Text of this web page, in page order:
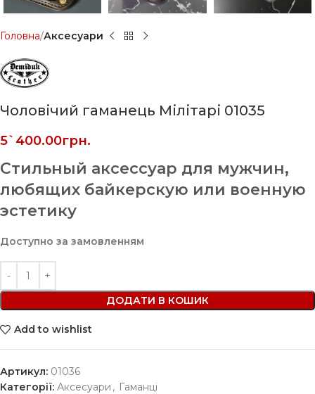
Головна Аксесуари
Чоловічий гаманець Мілітарі 01035
5`400.00грн.
Стильный аксессуар для мужчин,
любящих байкерскую или военную
эстетику
Доступно за замовленням
ДОДАТИ В КОШИК
Add to wishlist
Артикул: 01036
Категорії: Аксесуари , Гаманці